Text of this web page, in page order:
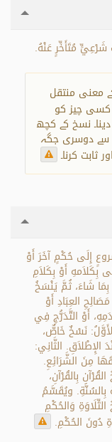
مُتَأَخِّرٍ عَنْهُ.
کے معنی منتقل
کسی چیز کو
نسخ کے کچھ
دوسری جگہ
ثابت کرنا۔
إِلَى حُكْمٍ آخَرَ أَوْ
بِكَلاَمهِ أَوْ بِكَلاَمِ
شَاءَ، ثُمَّ يَنْسَخُ
العِبَادِ أَوْ
أَوْ التَّدَرُّجِ فِي
نَسْخٌ خَاصٌّ،
الثَّانِي:
مِنَ الشَّرَائِعِ.
بِالقُرْآنِ،
بِالسُنَّةِ. ويُقَسَّمُ
وَالحُكْمِ
دُونَ الحُكْمِ.